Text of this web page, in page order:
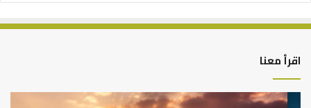
اقرأ معنا
كيف